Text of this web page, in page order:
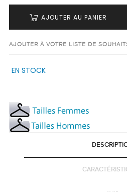
AJOUTER AU PANIER
AJOUTER À VOTRE LISTE DE
EN STOCK